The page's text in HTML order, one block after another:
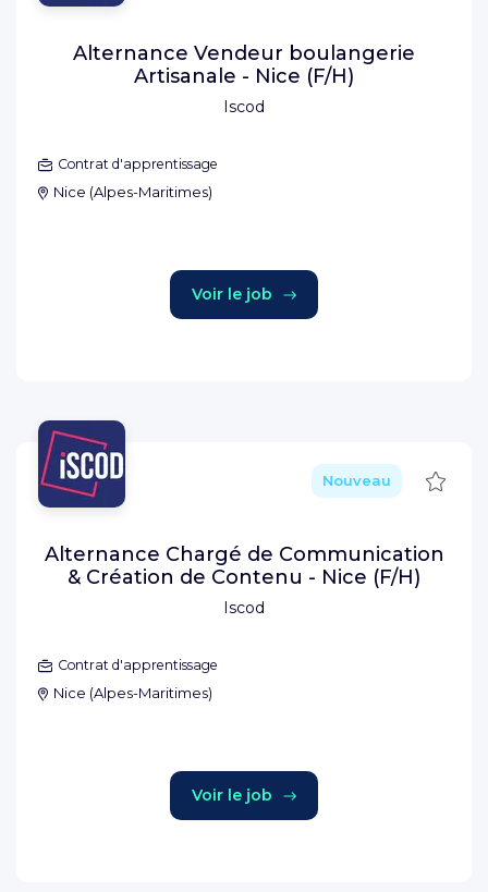
Iscod
Alternance Vendeur boulangerie
Artisanale - Nice (F/H)
Contrat d'apprentissage
Nice (Alpes-Maritimes)
Voir le job
Iscod
Nouveau
Alternance Chargé de Communication
& Création de Contenu - Nice (F/H)
Contrat d'apprentissage
Nice (Alpes-Maritimes)
Voir le job